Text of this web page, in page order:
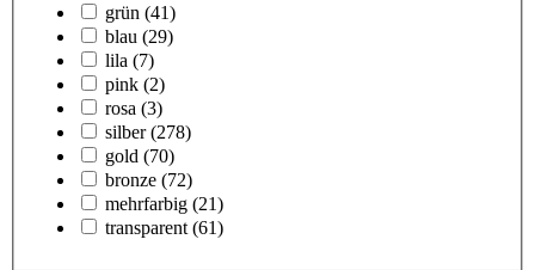
grün (41)
blau (29)
lila (7)
pink (2)
rosa (3)
silber (278)
gold (70)
bronze (72)
mehrfarbig (21)
transparent (61)